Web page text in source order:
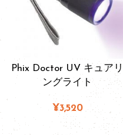
Phix Doctor UV キュアリ
ングライト
¥3,520